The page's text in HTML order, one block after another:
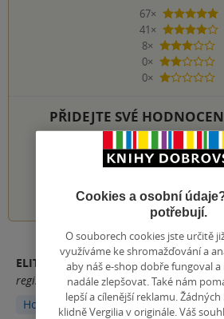
67×
5
41×
4
8×
3 hvězdičky
0×
2 hvězdičky
0×
1 hvezdička
PŘIDEJTE SVÉ
ELITY
registrovaný uživatel
Hodnoceno z aplikace
Cookies a osobní
potřebují.
O souborech cookies jste určitě
využíváme ke shromažďování a
aby náš e-shop dobře fungoval
nadále zlepšovat. Také nám
lepší a cílenější reklamu.
klidně Vergilia v originále. Váš